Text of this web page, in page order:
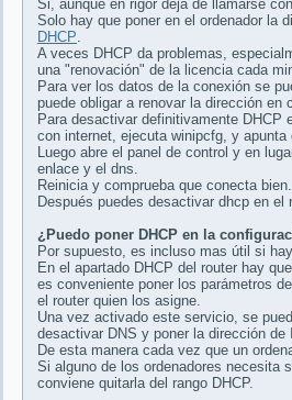
Si, aunque en rigor deja de llamarse
Solo hay que poner en el ordenador la
DHCP.
A veces DHCP da problemas,
una "renovación" de la licencia cada
Para ver los datos de la conexión se
puede obligar a renovar la dirección en
Para desactivar definitivamente DHCP
con internet, ejecuta winipcfg, y
Luego abre el panel de control y en
enlace y el dns.
Reinicia y comprueba que conecta bien.
Después puedes desactivar dhcp en el
¿Puedo poner DHCP en la
Por supuesto, es incluso mas útil si
En el apartado DHCP del router hay
es conveniente poner los parámetros
el router quien los asigne.
Una vez activado este servicio, se
desactivar DNS y poner la dirección
De esta manera cada vez que un
Si alguno de los ordenadores necesita
conviene quitarla del rango DHCP.